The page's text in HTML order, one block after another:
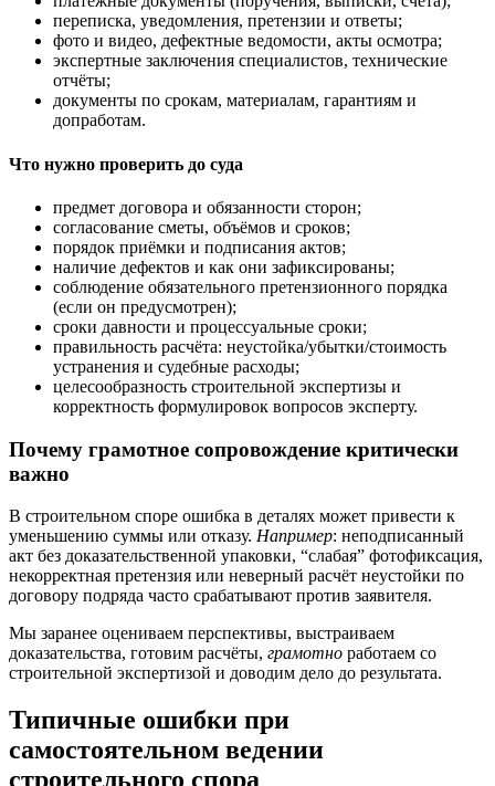
переписка, уведомления, претензии и ответы;
фото и видео, дефектные ведомости, акты осмотра;
экспертные заключения специалистов, технические
отчёты;
документы по срокам, материалам, гарантиям и
допработам.
Что нужно проверить до суда
предмет договора и обязанности сторон;
согласование сметы, объёмов и сроков;
порядок приёмки и подписания актов;
наличие дефектов и как они зафиксированы;
соблюдение обязательного претензионного порядка
(если он предусмотрен);
сроки давности и процессуальные сроки;
правильность расчёта: неустойка/убытки/стоимость
устранения и судебные расходы;
целесообразность строительной экспертизы и
корректность формулировок вопросов эксперту.
Почему грамотное сопровождение критически
важно
В строительном споре ошибка в деталях может привести к
уменьшению суммы или отказу. Например: неподписанный
акт без доказательственной упаковки, “слабая” фотофиксация,
некорректная претензия или неверный расчёт неустойки по
договору подряда часто срабатывают против заявителя.
Мы заранее оцениваем перспективы, выстраиваем
доказательства, готовим расчёты, грамотно работаем со
строительной экспертизой и доводим дело до результата.
Типичные ошибки при
самостоятельном ведении
строительного спора